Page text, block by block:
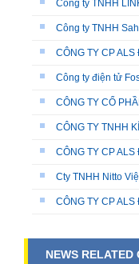
Công ty TNHH
Công ty TNHH
CÔNG TY CP
Công ty điện tử
CÔNG TY CỔ
CÔNG TY TNHH
CÔNG TY CP
Cty TNHH Nitto
CÔNG TY CP
NEWS RELATED